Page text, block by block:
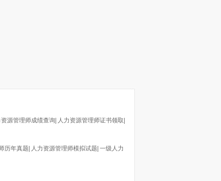
资源管理师成绩查询 人力资源管理师证书领取
历年真题 人力资源管理师模拟试题 一级人力